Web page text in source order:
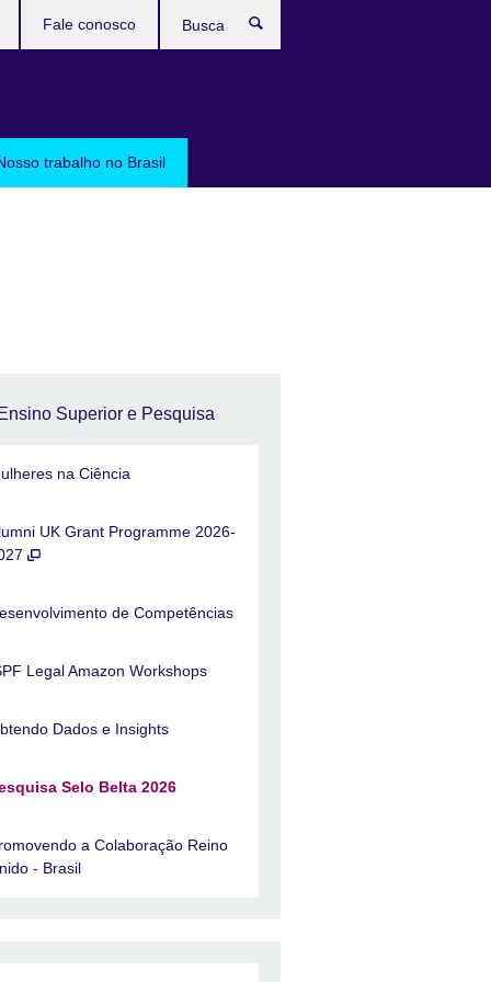
trabalho no Brasil
Fale conosco
Ensino Superior e Pesquisa
na Ciência
UK Grant Programme 2026-
de Competências
Legal Amazon Workshops
Dados e Insights
Selo Belta 2026
a Colaboração Reino
- Brasil